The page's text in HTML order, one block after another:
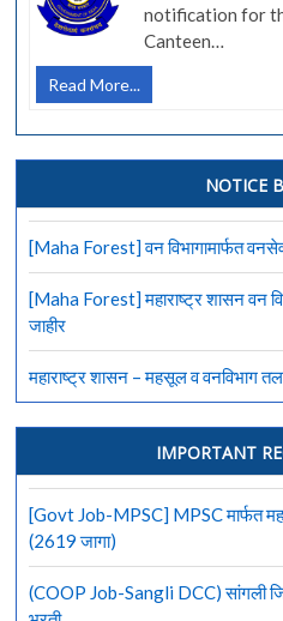
notification for
Canteen…
Read More...
Job-
CGST)
केंद्रीय
आणि
शुल्क
पुणे
NOTICE
[Maha Forest] वन विभागामार्फत
[Maha Forest] महाराष्ट्र शासन वन
जाहीर
महाराष्ट्र शासन – महसूल व वनविभाग
IMPORTANT
[Govt Job-MPSC] MPSC मार्फत
(2619 जागा)
(COOP Job-Sangli DCC) सांगली